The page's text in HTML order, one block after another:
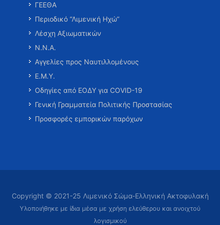
ΓΕΕΘΑ
Περιοδικό “Λιμενική Ηχώ”
Λέσχη Αξιωματικών
Ν.Ν.Α.
Αγγελίες προς Ναυτιλλομένους
Ε.Μ.Υ.
Οδηγίες από ΕΟΔΥ για COVID-19
Γενική Γραμματεία Πολιτικής Προστασίας
Προσφορές εμπορικών παρόχων
Copyright © 2021-25 Λιμενικό Σώμα-Ελληνική Ακτοφυλακή
Υλοποιήθηκε με ίδια μέσα με χρήση ελεύθερου και ανοιχτού
λογισμικού